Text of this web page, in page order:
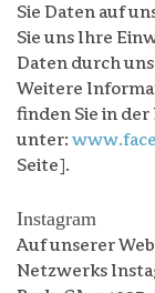
Sie Daten auf
Sie uns Ihre
Daten durch uns
Weitere
finden Sie in
unter:
Seite].
Instagram
Auf unserer
Netzwerks